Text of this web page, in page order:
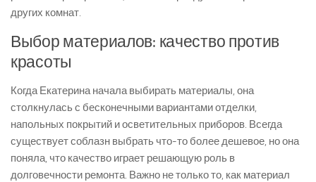
других комнат.
Выбор материалов: качество против
красоты
Когда Екатерина начала выбирать материалы, она
столкнулась с бесконечными вариантами отделки,
напольных покрытий и осветительных приборов. Всегда
существует соблазн выбрать что-то более дешевое, но она
поняла, что качество играет решающую роль в
долговечности ремонта. Важно не только то, как материал